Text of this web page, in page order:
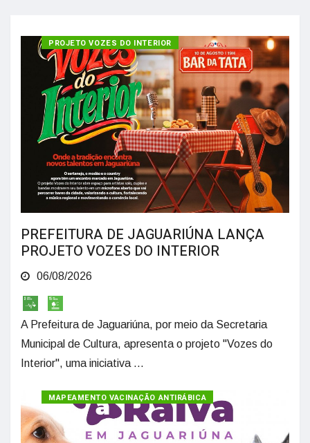
PROJETO VOZES DO INTERIOR
PREFEITURA DE JAGUARIÚNA LANÇA
PROJETO VOZES DO INTERIOR
06/08/2026
A Prefeitura de Jaguariúna, por meio da Secretaria
Municipal de Cultura, apresenta o projeto "Vozes do
Interior", uma iniciativa ...
MAPEAMENTO VACINAÇÃO ANTIRÁBICA